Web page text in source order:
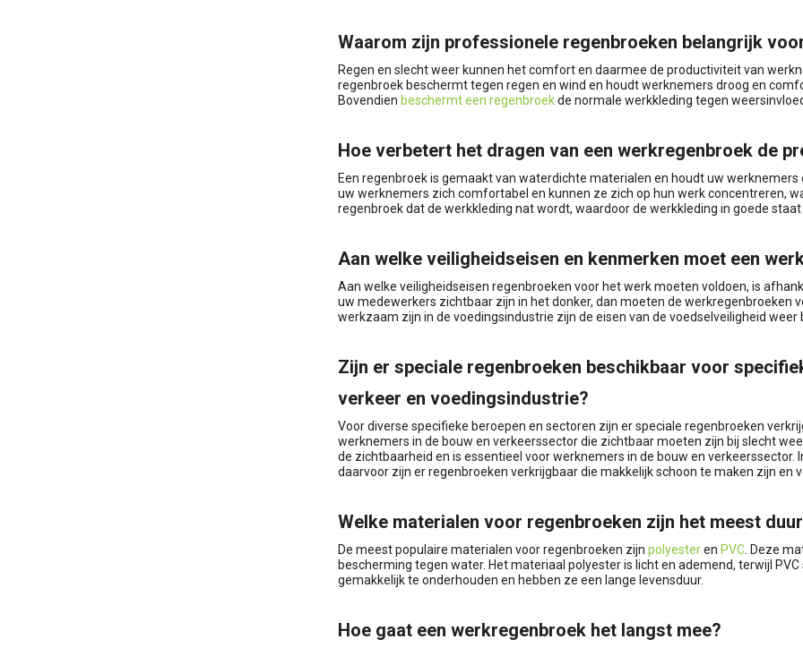
Waarom zijn professionele regenbroeken belangrijk
Regen en slecht weer kunnen het comfort en daarmee de productiviteit van
regenbroek beschermt tegen regen en wind en houdt werknemers droog en
Bovendien beschermt een regenbroekde normale werkkleding tegen
Hoe verbetert het dragen van een werkregenbroek de
Een regenbroek is gemaakt van waterdichte materialen en houdt uw
uw werknemers zich comfortabel en kunnen ze zich op hun werk concentreren,
regenbroek dat de werkkleding nat wordt, waardoor de werkkleding in goede
Aan welke veiligheidseisen en kenmerken moet een
Aan welke veiligheidseisen regenbroeken voor het werk moeten voldoen, is
uw medewerkers zichtbaar zijn in het donker, dan moeten de werkregenbroeken
werkzaam zijn in de voedingsindustrie zijn de eisen van de voedselveiligheid weer
Zijn er speciale regenbroeken beschikbaar voor
verkeer en voedingsindustrie?
Voor diverse specifieke beroepen en sectoren zijn er speciale regenbroeken
werknemers in de bouw en verkeerssector die zichtbaar moeten zijn bij slecht
de zichtbaarheid en is essentieel voor werknemers in de bouw en verkeerssector.
daarvoor zijn er regenbroeken verkrijgbaar die makkelijk schoon te maken zijn en
Welke materialen voor regenbroeken zijn het meest
De meest populaire materialen voor regenbroeken zijn polyesteren PVC . Deze
bescherming tegen water. Het materiaal polyester is licht en ademend, terwijl
gemakkelijk te onderhouden en hebben ze een lange levensduur.
Hoe gaat een werkregenbroek het langst mee?